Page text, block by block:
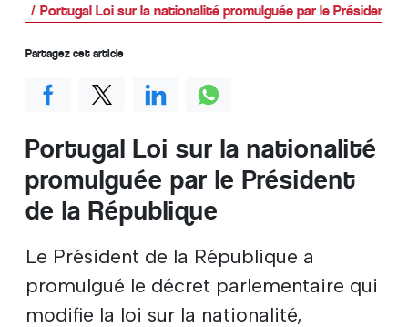
Portugal Loi sur la nationalité promulguée par le Président
Portugal Loi sur la nationalité
promulguée par le Président
de la République
Le Président de la République a
promulgué le décret parlementaire qui
modifie la loi sur la nationalité,
Partagez cet article